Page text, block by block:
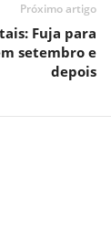
Próximo artigo
Fuja para
setembro e
depois